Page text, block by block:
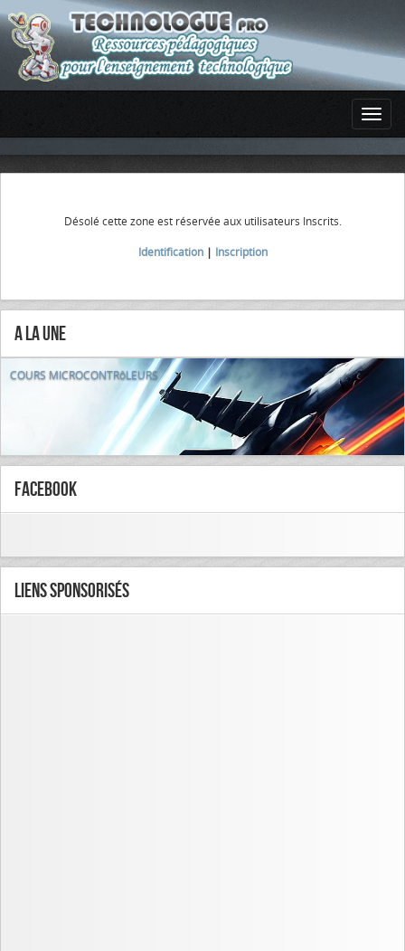
Désolé cette zone est réservée aux utilisateurs Inscrits.
Identification| Inscription
A la Une
COURS MICROCONTRôLEURS
FaceBook
Liens Sponsorisés